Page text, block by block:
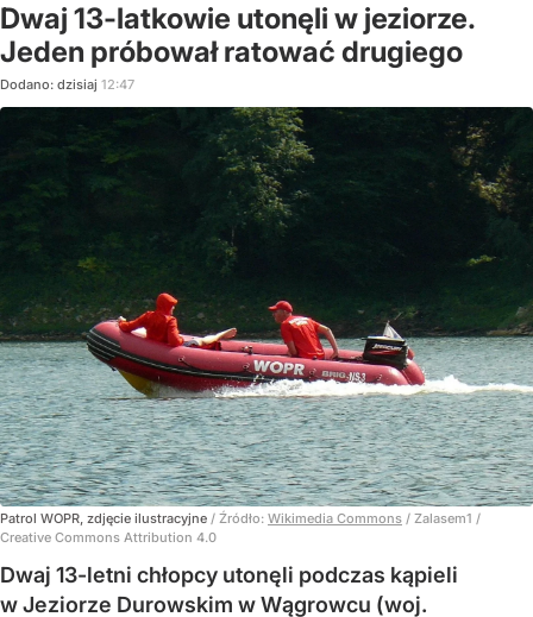
Dwaj 13-latkowie utonęli w jeziorze.
Jeden próbował ratować drugiego
Dodano: dzisiaj 12:47
Patrol WOPR, zdjęcie ilustracyjne / Źródło: Wikimedia Commons / Zalasem1 /
Creative Commons Attribution 4.0
Dwaj 13-letni chłopcy utonęli podczas kąpieli
w Jeziorze Durowskim w Wągrowcu (woj.